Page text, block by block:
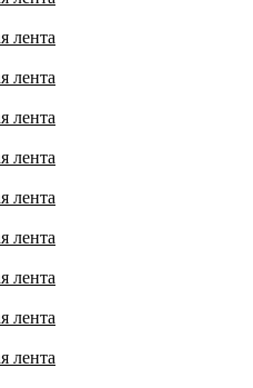
лента
лента
лента
лента
лента
лента
лента
лента
лента